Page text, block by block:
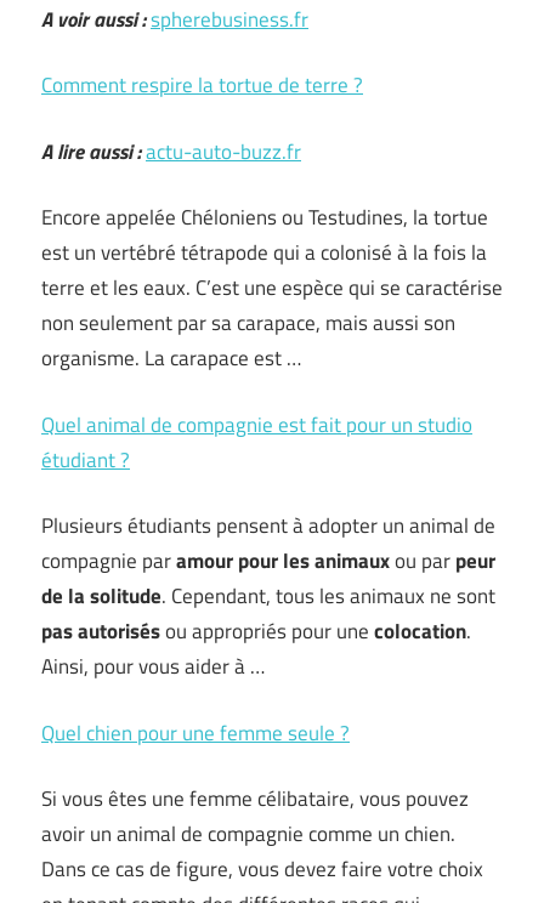
A voir aussi :spherebusiness.fr
Comment respire la tortue de terre ?
A lire aussi :actu-auto-buzz.fr
Encore appelée Chéloniens ou Testudines, la tortue
est un vertébré tétrapode qui a colonisé à la fois la
terre et les eaux. C’est une espèce qui se caractérise
non seulement par sa carapace, mais aussi son
organisme. La carapace est …
Quel animal de compagnie est fait pour un studio
étudiant ?
Plusieurs étudiants pensent à adopter un animal de
compagnie paramour pour les animauxou parpeur
de la solitude. Cependant, tous les animaux ne sont
pasautorisésou appropriés pour unecolocation.
Ainsi, pour vous aider à …
Quel chien pour une femme seule ?
Si vous êtes une femme célibataire, vous pouvez
avoir un animal de compagnie comme un chien.
Dans ce cas de figure, vous devez faire votre choix